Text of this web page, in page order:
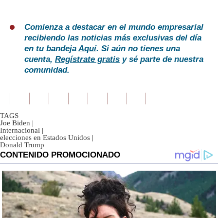
Comienza a destacar en el mundo empresarial
recibiendo las noticias más exclusivas del día
en tu bandejaAquí. Si aún no tienes una
cuenta, Regístrate gratis y sé parte de nuestra
comunidad.
TAGS
Joe Biden |
Internacional |
elecciones en Estados Unidos |
Donald Trump